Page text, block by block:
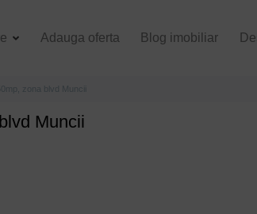
Adauga oferta Blog imobiliar
zona blvd Muncii
Muncii